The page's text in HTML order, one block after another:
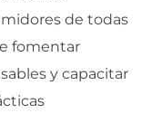
de todas
fomentar
y capacitar